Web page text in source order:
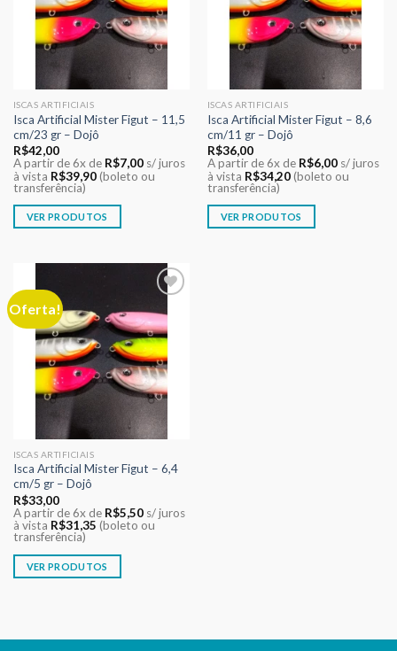
ISCAS ARTIFICIAIS
Isca Artificial Mister Figut – 11,5
cm/23 gr – Dojô
R$42,00
A partir de 6x de R$7,00 s/ juros
à vista R$39,90 (boleto ou
transferência)
VER PRODUTOS
ISCAS ARTIFICIAIS
Isca Artificial Mister Figut – 8,6
cm/11 gr – Dojô
R$36,00
A partir de 6x de R$6,00 s/ juros
à vista R$34,20 (boleto ou
transferência)
VER PRODUTOS
Oferta!
aos meus
desejos
ISCAS ARTIFICIAIS
Isca Artificial Mister Figut – 6,4
cm/5 gr – Dojô
R$33,00
A partir de 6x de R$5,50 s/ juros
à vista R$31,35 (boleto ou
transferência)
VER PRODUTOS